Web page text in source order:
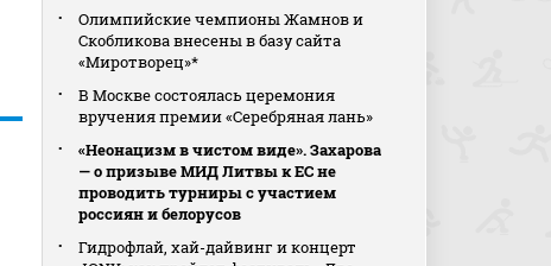
Олимпийские чемпионы Жамнов и
Скобликова внесены в базу сайта
«Миротворец»*
В Москве состоялась церемония
вручения премии «Серебряная лань»
«Неонацизм в чистом виде». Захарова
— о призыве МИД Литвы к ЕС не
проводить турниры с участием
россиян и белорусов
Гидрофлай, хай-дайвинг и концерт